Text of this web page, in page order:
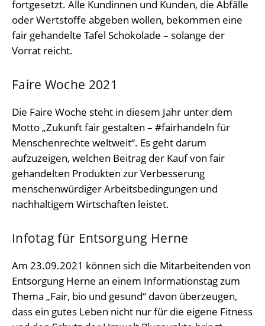
fortgesetzt. Alle Kundinnen und Kunden, die Abfälle
oder Wertstoffe abgeben wollen, bekommen eine
fair gehandelte Tafel Schokolade – solange der
Vorrat reicht.
Faire Woche 2021
Die Faire Woche steht in diesem Jahr unter dem
Motto „Zukunft fair gestalten – #fairhandeln für
Menschenrechte weltweit“. Es geht darum
aufzuzeigen, welchen Beitrag der Kauf von fair
gehandelten Produkten zur Verbesserung
menschenwürdiger Arbeitsbedingungen und
nachhaltigem Wirtschaften leistet.
Infotag für Entsorgung Herne
Am 23.09.2021 können sich die Mitarbeitenden von
Entsorgung Herne an einem Informationstag zum
Thema „Fair, bio und gesund“ davon überzeugen,
dass ein gutes Leben nicht nur für die eigene Fitness